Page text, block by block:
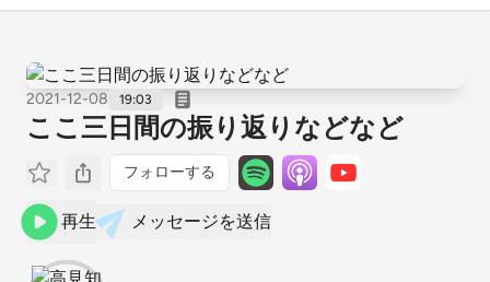
2021-12-08 19:03
ここ三日間の振り返りなどなど
フォローする
再生 メッセージを送信